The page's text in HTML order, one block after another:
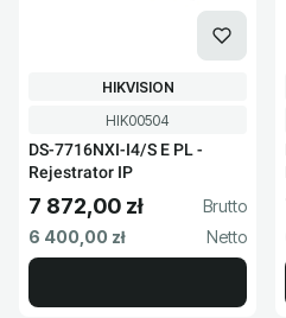
Kod produktu
HIK00504
DS-7716NXI-I4/S E PL -
Rejestrator IP
PRODUCENT
HIKVISION
Cena brutto
7 872,00 zł
Cena netto
6 400,00 zł